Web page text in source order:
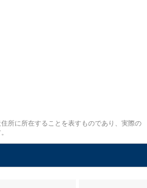
所に所在することを表すものであり、実際の